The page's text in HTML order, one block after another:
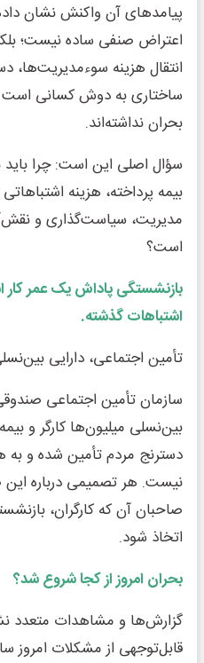
پیامدهای آن واکنش نشان
اعتراض صنفی ساده نیست؛
انتقال هزینه
ساختاری به دوش کسانی است
بحران نداشته‌اند.
بیمه پرداخته، هزینه اشتباهاتی
مدیریت، سیاست‌گذاری و
است؟
بازنشستگی پاداش یک عمر کار
اشتباهات گذشته.
تأمین اجتماعی، دارایی
سازمان تأمین اجتماعی
بین‌نسلی میلیون‌ها کارگر و
دسترنج مردم تأمین شده و
نیست. هر تصمیمی درباره این
صاحبان آن که کارگران،
اتخاذ شود.
بحران امروز از کجا شروع شد؟
گزارش‌ها و مشاهدات
قابل‌توجهی از مشکلات امروز